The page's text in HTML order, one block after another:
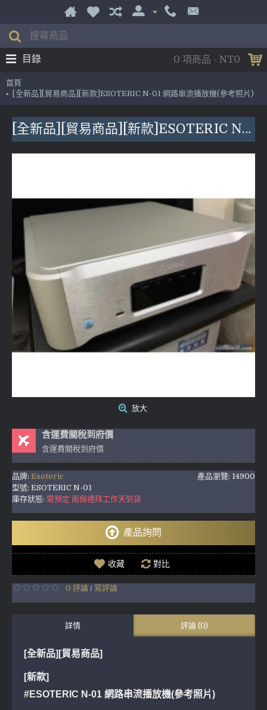
0 項商品 - NT0
目錄
首頁
[全新品][貿易商品][新款]ESOTERIC N-01 網路串流播放機(參考照片)
[全新品][貿易商品][新款]ESOTERIC N-01 網路串流播放機(參考照片)
放大
含運費關稅到府價
含運費關稅到府價
產品瀏覽: 14900
品牌: Esoteric
型號: ESOTERIC N-01
庫存狀態: 需預定 兩個禮拜工作天到貨
產品詢問
收藏 對比
0 評論 / 寫評論
詳情 評論 (0)
[全新品][貿易商品]
[新款]
#ESOTERIC N-01 網路串流播放機(參考照片)